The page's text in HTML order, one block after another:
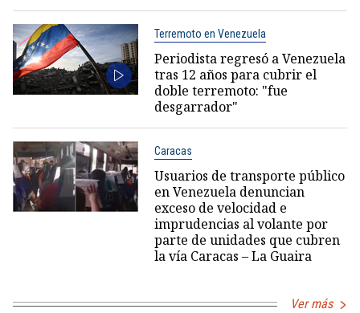
Terremoto en Venezuela
Periodista regresó a Venezuela
tras 12 años para cubrir el
doble terremoto: "fue
desgarrador"
Caracas
Usuarios de transporte público
en Venezuela denuncian
exceso de velocidad e
imprudencias al volante por
parte de unidades que cubren
la vía Caracas – La Guaira
Ver más